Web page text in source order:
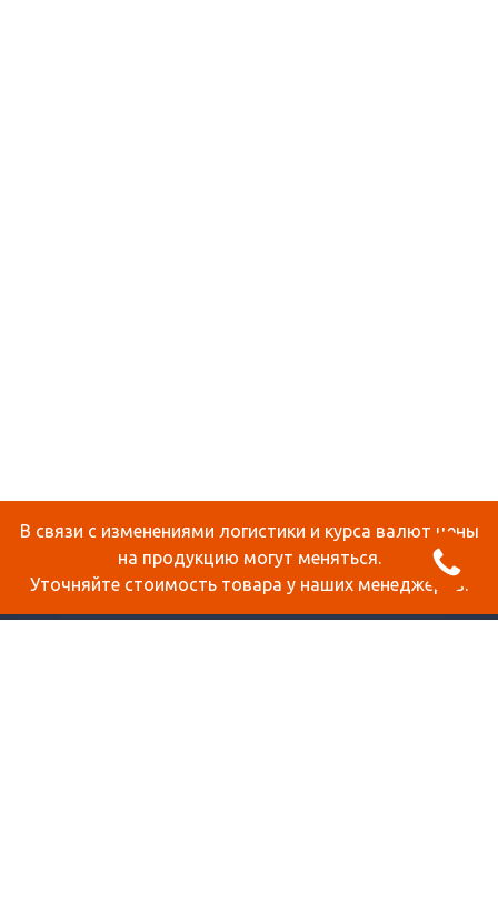
В связи с изменениями логистики и курса валют цены
на продукцию могут меняться.
Уточняйте стоимость товара у наших менеджеров.